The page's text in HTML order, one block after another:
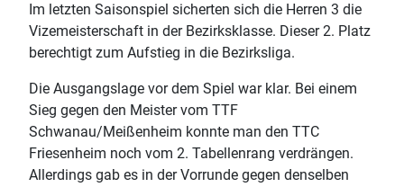
Im letzten Saisonspiel sicherten sich die Herren 3 die
Vizemeisterschaft in der Bezirksklasse. Dieser 2. Platz
berechtigt zum Aufstieg in die Bezirksliga.
Die Ausgangslage vor dem Spiel war klar. Bei einem
Sieg gegen den Meister vom TTF
Schwanau/Meißenheim konnte man den TTC
Friesenheim noch vom 2. Tabellenrang verdrängen.
Allerdings gab es in der Vorrunde gegen denselben